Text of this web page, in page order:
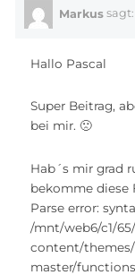
Markus sagt:
Hallo Pascal
Super Beitrag,
bei mir. 🙁
Hab´s mir grad
bekomme diese
Parse error:
/mnt/web6/c1/
content/
master/